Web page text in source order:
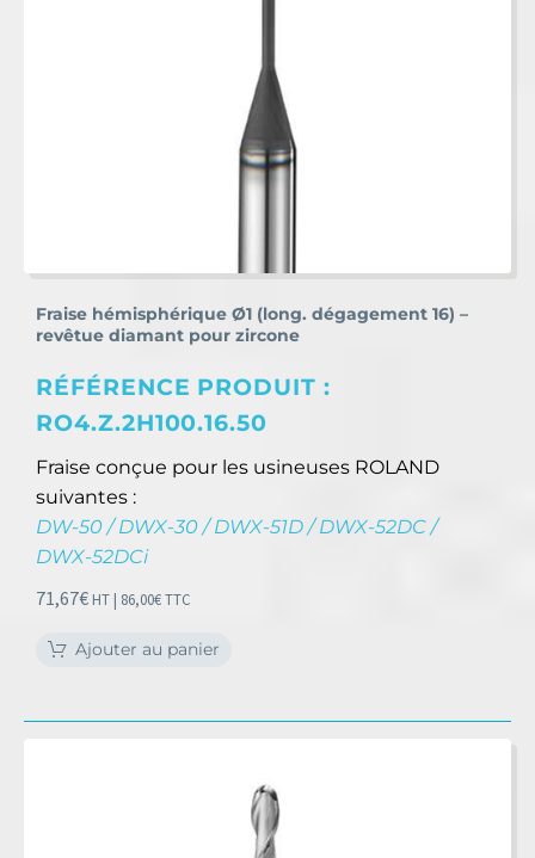
Fraise hémisphérique Ø1 (long. dégagement 16) –
revêtue diamant pour zircone
RÉFÉRENCE PRODUIT :
RO4.Z.2H100.16.50
Fraise conçue pour les usineuses ROLAND
suivantes :
DW-50 / DWX-30 / DWX-51D / DWX-52DC /
DWX-52DCi
71,67€ HT | 86,00€TTC
Ajouter au panier